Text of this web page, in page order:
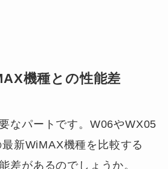
機種との性能差
なパートです。W06やWX05
新WiMAX機種を比較する
差があるのでしょうか。